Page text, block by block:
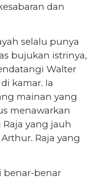
dan
selalu punya
bujukan istrinya,
Walter
kamar. Ia
mainan yang
menawarkan
yang jauh
Raja yang
benar-benar